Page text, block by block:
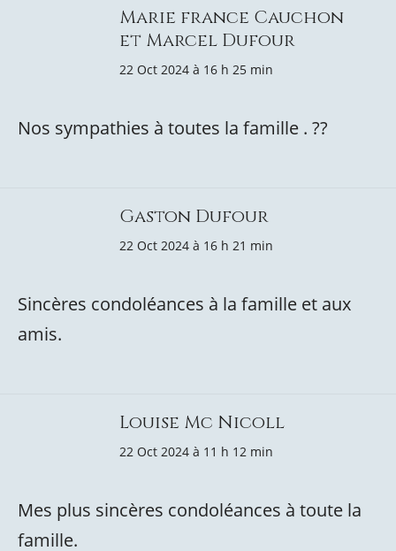
Marie france Cauchon
et Marcel Dufour
22 Oct 2024 à 16 h 25 min
Nos sympathies à toutes la famille . ??
Gaston Dufour
22 Oct 2024 à 16 h 21 min
Sincères condoléances à la famille et aux
amis.
Louise Mc Nicoll
22 Oct 2024 à 11 h 12 min
Mes plus sincères condoléances à toute la
famille.